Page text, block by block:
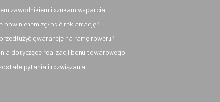
zawodnikiem i szukam wsparcia
powinienem zgłosić reklamację?
gwarancję na ramę roweru?
dotyczące realizacji bonu towarowego
pytania i rozwiązania